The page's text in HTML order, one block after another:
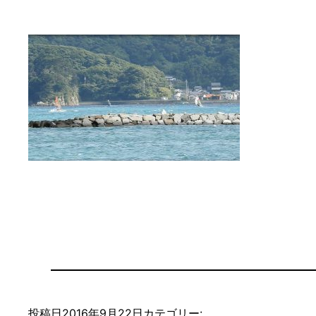
投稿日2016年9月22日 カテゴリー: